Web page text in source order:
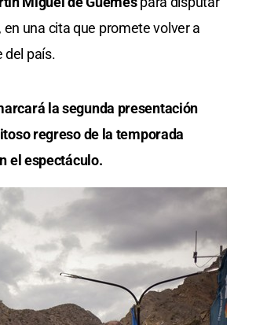
una cita que promete volver a
del país.
la segunda presentación
regreso de la temporada
el espectáculo.